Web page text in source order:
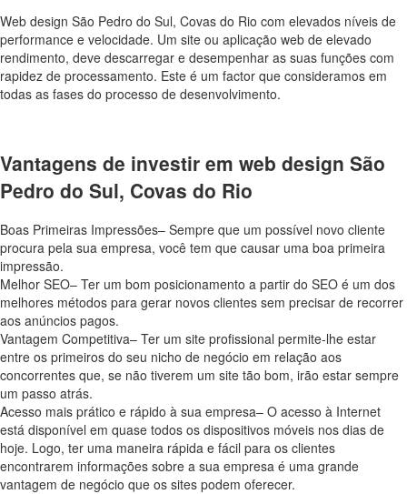
Web design São Pedro do Sul, Covas do Rio com elevados níveis de
performance e velocidade. Um site ou aplicação web de elevado
rendimento, deve descarregar e desempenhar as suas funções com
rapidez de processamento. Este é um factor que consideramos em
todas as fases do processo de desenvolvimento.
Vantagens de investir em web design São
Pedro do Sul, Covas do Rio
Boas Primeiras Impressões– Sempre que um possível novo cliente
procura pela sua empresa, você tem que causar uma boa primeira
impressão.
Melhor SEO– Ter um bom posicionamento a partir do SEO é um dos
melhores métodos para gerar novos clientes sem precisar de recorrer
aos anúncios pagos.
Vantagem Competitiva– Ter um site profissional permite-lhe estar
entre os primeiros do seu nicho de negócio em relação aos
concorrentes que, se não tiverem um site tão bom, irão estar sempre
um passo atrás.
Acesso mais prático e rápido à sua empresa– O acesso à Internet
está disponível em quase todos os dispositivos móveis nos dias de
hoje. Logo, ter uma maneira rápida e fácil para os clientes
encontrarem informações sobre a sua empresa é uma grande
vantagem de negócio que os sites podem oferecer.